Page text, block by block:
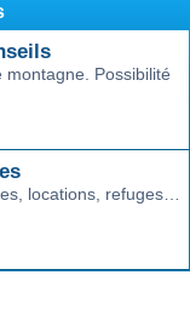
Possibilité
locations, refuges…